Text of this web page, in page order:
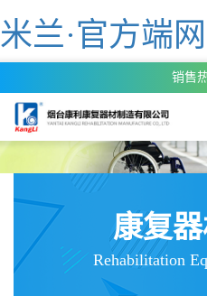
米兰·官方端
销售
康复器
Rehabilitation